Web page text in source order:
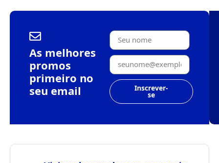
As melhores
promos
primeiro no
seu email
Inscrever-
se